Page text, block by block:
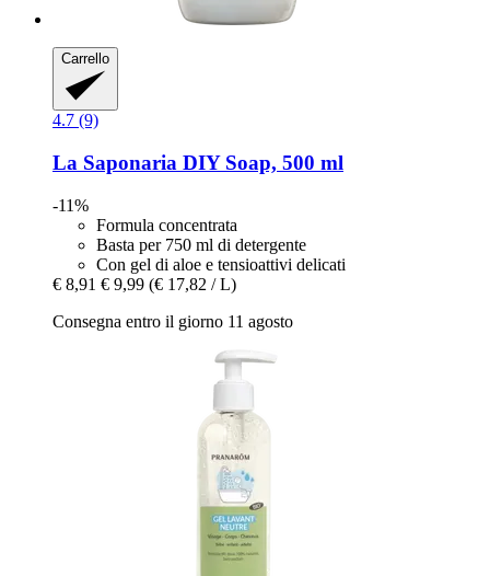
Carrello
4.7 (9)
La Saponaria DIY Soap, 500 ml
-11%
Formula concentrata
Basta per 750 ml di detergente
Con gel di aloe e tensioattivi delicati
€ 8,91 € 9,99 (€ 17,82 / L)
Consegna entro il giorno 11 agosto